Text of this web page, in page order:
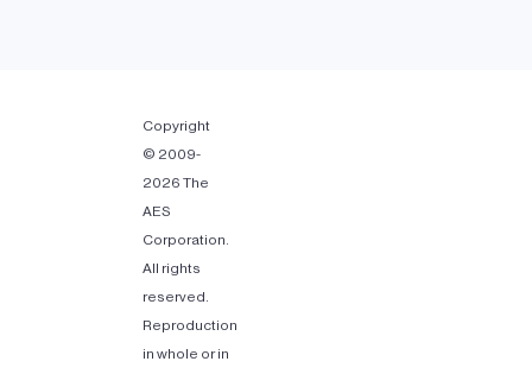
Copyright
© 2009-
2026 The
AES
Corporation.
All rights
reserved.
Reproduction
in whole or in